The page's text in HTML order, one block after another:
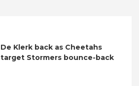
De Klerk back as Cheetahs
target Stormers bounce-back